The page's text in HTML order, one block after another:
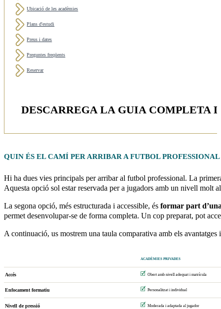
Ubicació de les acadèmies
Plans d'estudi
Preus i dates
Preguntes freqüents
Reservar
DESCARREGA LA GUIA COMPLETA
QUIN ÉS EL CAMÍ PER ARRIBAR A FUTBOL PROFESSIONAL
Hi ha dues vies principals per arribar al futbol professional. La
Aquesta opció sol estar reservada per a jugadors amb un nivell molt
La segona opció, més estructurada i accessible, és formar part
permet desenvolupar-se de forma completa. Un cop preparat, pot
A continuació, us mostrem una taula comparativa amb els avantatges
ACADÈMIES PRIVADES
Accés 🗹 Obert amb nivell adequat i matrícula
Enfocament formatiu 🗹 Personalitzat i individual
Nivell de pressió 🗹 Moderada i adaptada al jugador